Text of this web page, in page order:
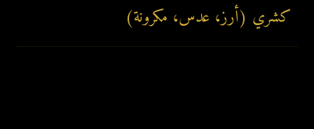
كشري (أرز، عدس، مكرونة)